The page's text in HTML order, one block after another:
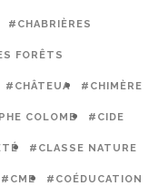
#CHABRIÈRES
FORÊTS
#CHÂTEUA #CHIMÈRE
COLOMB #CIDE
#CLASSE NATURE
#CME #COÉDUCATION